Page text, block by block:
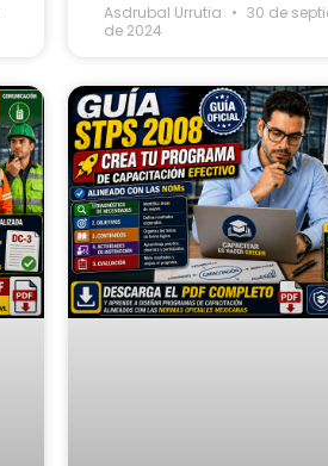
Asdrubal Urrutia
30 de
de 2024